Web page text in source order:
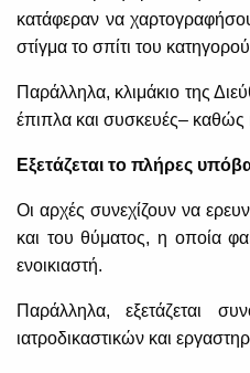
κατάφεραν να
στίγμα το σπίτι του
Παράλληλα, κλιμάκιο της
έπιπλα και συσκευές– καθώς
Εξετάζεται το πλήρες
Οι αρχές συνεχίζουν να
και του θύματος, η οποία
ενοικιαστή.
Παράλληλα, εξετάζεται
ιατροδικαστικών και